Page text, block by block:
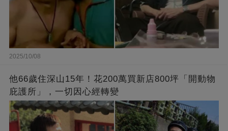
2025/10/08
他66歲住深山15年！花200萬買新店800坪「開動物
庇護所」，一切因心經轉變